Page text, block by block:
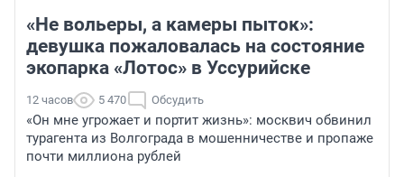
«Не вольеры, а камеры пыток»:
девушка пожаловалась на состояние
экопарка «Лотос» в Уссурийске
12 часов 5 470 Обсудить
«Он мне угрожает и портит жизнь»: москвич обвинил
турагента из Волгограда в мошенничестве и пропаже
почти миллиона рублей